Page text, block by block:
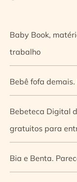
Baby Book,
trabalho
Bebê fofa
Bebeteca Digital
gratuitos para
Bia e Benta.